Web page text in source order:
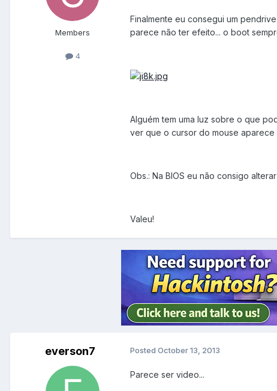
Members
4
Finalmente eu consegui um
parece não ter efeito... o boot
Alguém tem uma luz sobre o que
ver que o cursor do mouse
Obs.: Na BIOS eu não consigo
Valeu!
everson7 Posted October 13, 2013
Parece ser video...